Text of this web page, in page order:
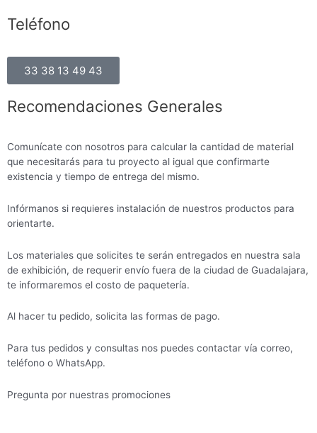
Teléfono
33 38 13 49 43
Recomendaciones Generales
Comunícate con nosotros para calcular la cantidad de material
que necesitarás para tu proyecto al igual que confirmarte
existencia y tiempo de entrega del mismo.
Infórmanos si requieres instalación de nuestros productos para
orientarte.
Los materiales que solicites te serán entregados en nuestra sala
de exhibición, de requerir envío fuera de la ciudad de Guadalajara,
te informaremos el costo de paquetería.
Al hacer tu pedido, solicita las formas de pago.
Para tus pedidos y consultas nos puedes contactar vía correo,
teléfono o WhatsApp.
Pregunta por nuestras promociones